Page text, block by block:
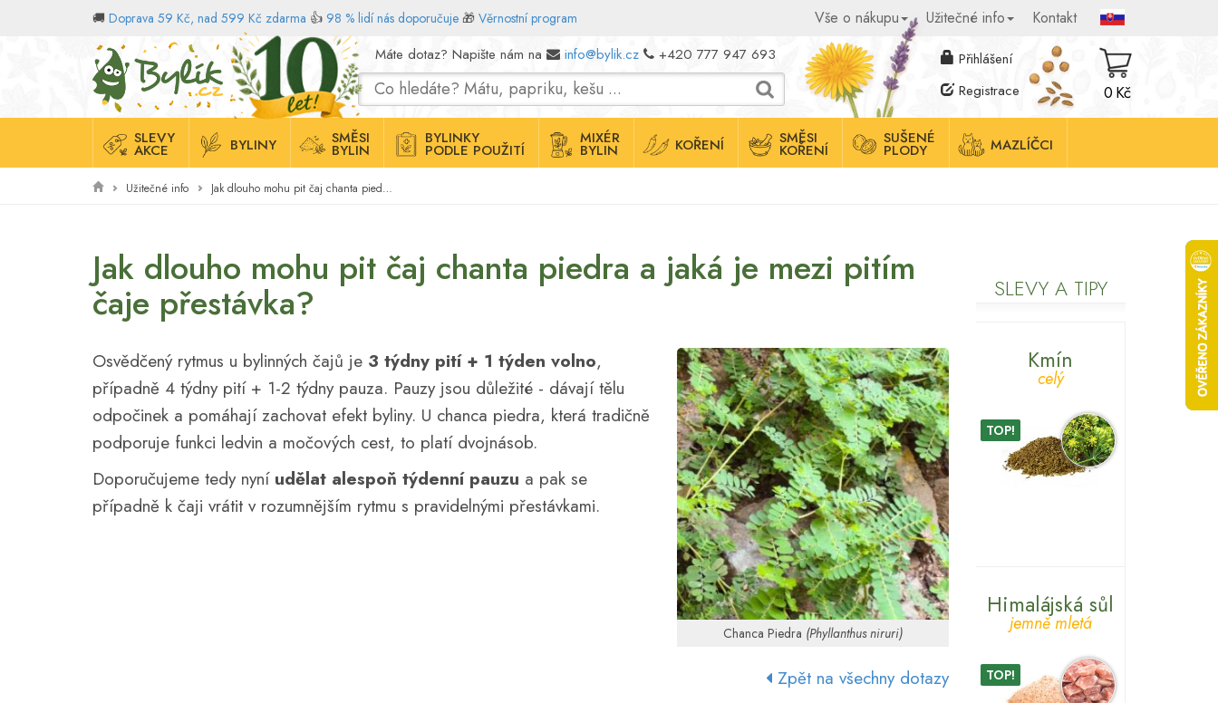
🚚 Doprava 59 Kč, nad 599 Kč zdarma 👍 98 % lidí nás doporučuje 🎁 Věrnostní program Vše o nákupu Užitečné info Kontakt
Domů Máte dotaz? Napište nám na info@bylik.cz +420 777 947 693
Přihlášení
Registrace
0 Kč
SLEVY
AKCE BYLINY SMĚSI
BYLIN
BYLINKY
PODLE POUŽITÍ
MIXÉR
BYLIN KOŘENÍ SMĚSI
KOŘENÍ
SUŠENÉ
PLODY MAZLÍČCI
Užitečné info Jak dlouho mohu pit čaj chanta piedra a jaká je mezi pitím čaje přestávka?
Jak dlouho mohu pit čaj chanta piedra a jaká je mezi pitím
čaje přestávka?
Chanca Piedra (Phyllanthus niruri)
Osvědčený rytmus u bylinných čajů je 3 týdny pití + 1 týden volno,
případně 4 týdny pití + 1-2 týdny pauza. Pauzy jsou důležité - dávají tělu
odpočinek a pomáhají zachovat efekt byliny. U chanca piedra, která tradičně
podporuje funkci ledvin a močových cest, to platí dvojnásob.
Doporučujeme tedy nyní udělat alespoň týdenní pauzu a pak se
případně k čaji vrátit v rozumnějším rytmu s pravidelnými přestávkami.
Zpět na všechny dotazy
SLEVY A TIPY
Kmín
celý
TOP!
Himalájská sůl
jemně mletá
TOP!